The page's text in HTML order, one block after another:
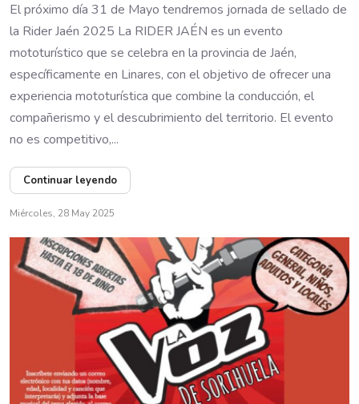
El próximo día 31 de Mayo tendremos jornada de sellado de
la Rider Jaén 2025 La RIDER JAÉN es un evento
mototurístico que se celebra en la provincia de Jaén,
específicamente en Linares, con el objetivo de ofrecer una
experiencia mototurística que combine la conducción, el
compañerismo y el descubrimiento del territorio. El evento
no es competitivo,...
Continuar leyendo
Miércoles, 28 May 2025